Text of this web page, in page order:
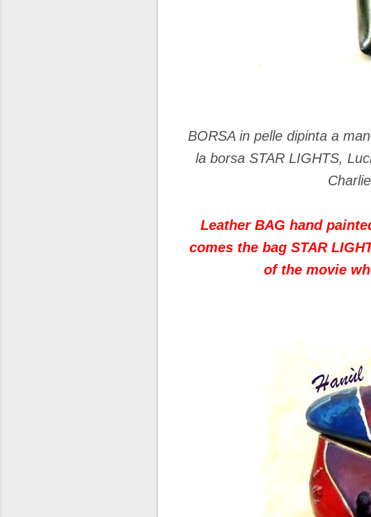
BORSA in pelle dipinta a
la borsa STAR LIGHTS,
Leather BAG hand
comes the bag STAR
of the movie